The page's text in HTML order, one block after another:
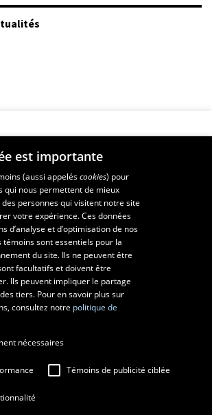
Casault
, Québec (Québec)  G1V 0A6
YouTube
est importante
(aussi appeléscookies) pour
qui nous permettent de mieux
personnes qui visitent notre site
votre expérience. Ces données
d’analyse et d’optimisation de nos
sont essentiels pour la
du site. Ils ne peuvent être
facultatifs et doivent être
Ils peuvent impliquer le partage
tiers. Pour en savoir plus sur
consultez notre politique de
nécessaires
Témoins de publicité ciblée